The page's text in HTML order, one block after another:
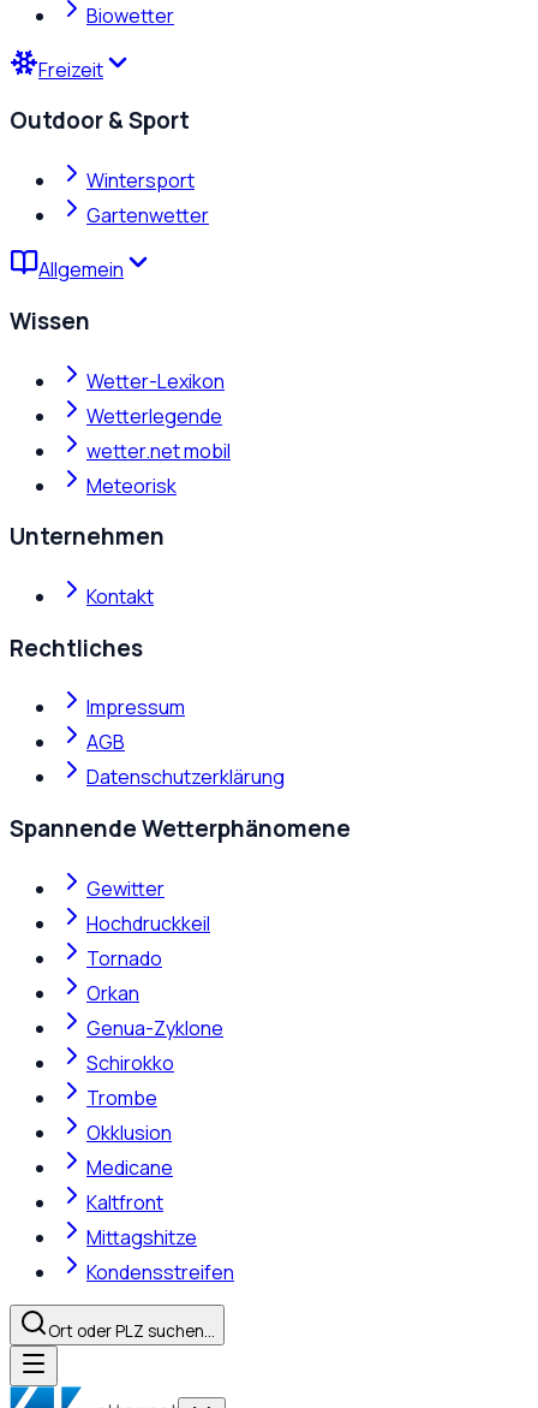
Biowetter
Freizeit
Outdoor & Sport
Wintersport
Gartenwetter
Allgemein
Wissen
Wetter-Lexikon
Wetterlegende
wetter.net mobil
Meteorisk
Unternehmen
Kontakt
Rechtliches
Impressum
AGB
Datenschutzerklärung
Spannende Wetterphänomene
Gewitter
Hochdruckkeil
Tornado
Orkan
Genua-Zyklone
Schirokko
Trombe
Okklusion
Medicane
Kaltfront
Mittagshitze
Kondensstreifen
Ort oder PLZ suchen…